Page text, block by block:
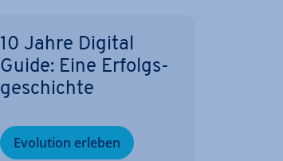
10 Jahre Digital
Guide: Eine Er­folgs­
ge­schich­te
Evolution erleben